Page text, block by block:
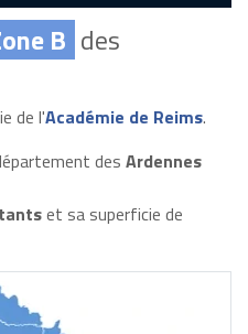
B des
de l'Académie de Reims.
des Ardennes
et sa superficie de